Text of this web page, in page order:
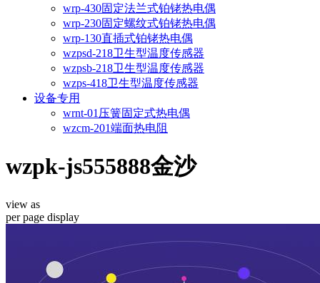
wrp-430固定法兰式铂铑热电偶
wrp-230固定螺纹式铂铑热电偶
wrp-130直插式铂铑热电偶
wzpsd-218卫生型温度传感器
wzpsb-218卫生型温度传感器
wzps-418卫生型温度传感器
设备专用
wrnt-01压簧固定式热电偶
wzcm-201端面热电阻
wzpk-js555888金沙
view as
per page display